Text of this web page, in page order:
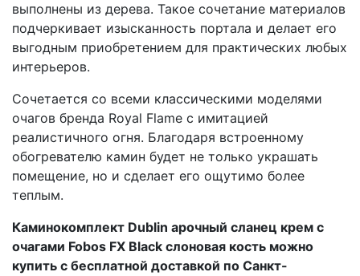
выполнены из дерева. Такое сочетание материалов
подчеркивает изысканность портала и делает его
выгодным приобретением для практических любых
интерьеров.
Сочетается со всеми классическими моделями
очагов бренда Royal Flame с имитацией
реалистичного огня. Благодаря встроенному
обогревателю камин будет не только украшать
помещение, но и сделает его ощутимо более
теплым.
Каминокомплект Dublin арочный сланец крем с
очагами Fobos FX Black слоновая кость можно
купить с бесплатной доставкой по Санкт-